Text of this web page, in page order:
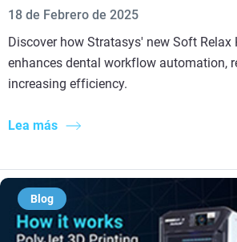
18 de Febrero de 2025
Discover how Stratasys' new Soft Relax
enhances dental workflow automation,
increasing efficiency.
Lea más
Blog